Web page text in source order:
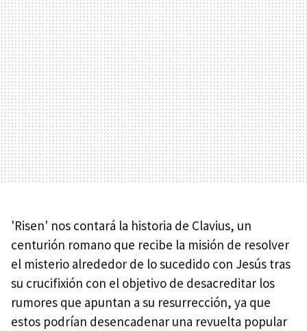
'Risen' nos contará la historia de Clavius, un
centurión romano que recibe la misión de resolver
el misterio alrededor de lo sucedido con Jesús tras
su crucifixión con el objetivo de desacreditar los
rumores que apuntan a su resurrección, ya que
estos podrían desencadenar una revuelta popular